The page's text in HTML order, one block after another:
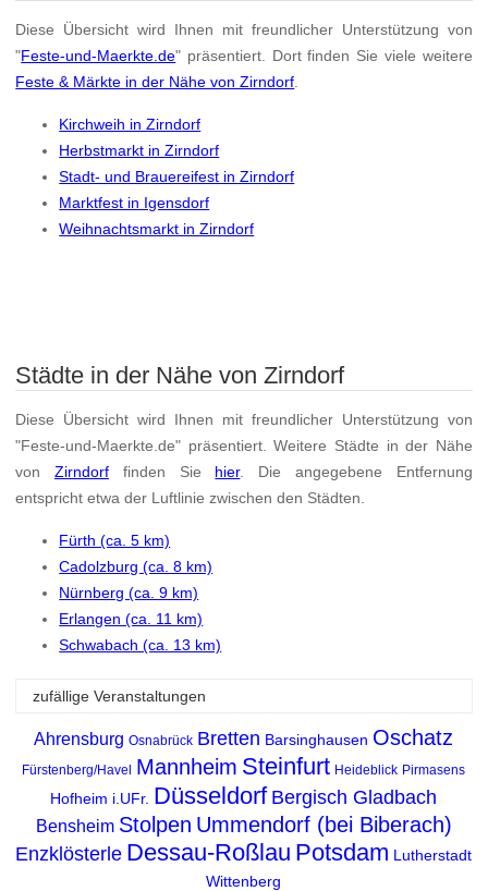
Diese Übersicht wird Ihnen mit freundlicher Unterstützung von
"Feste-und-Maerkte.de" präsentiert. Dort finden Sie viele weitere
Feste & Märkte in der Nähe von Zirndorf.
Kirchweih in Zirndorf
Herbstmarkt in Zirndorf
Stadt- und Brauereifest in Zirndorf
Marktfest in Igensdorf
Weihnachtsmarkt in Zirndorf
Städte in der Nähe von Zirndorf
Diese Übersicht wird Ihnen mit freundlicher Unterstützung von
"Feste-und-Maerkte.de" präsentiert. Weitere Städte in der Nähe
vonZirndorf finden Sie hier. Die angegebene Entfernung
entspricht etwa der Luftlinie zwischen den Städten.
Fürth (ca. 5 km)
Cadolzburg (ca. 8 km)
Nürnberg (ca. 9 km)
Erlangen (ca. 11 km)
Schwabach (ca. 13 km)
zufällige Veranstaltungen
Ahrensburg Osnabrück Bretten Barsinghausen Oschatz
Fürstenberg/Havel Mannheim Steinfurt Heideblick Pirmasens
Hofheim i.UFr. Düsseldorf Bergisch Gladbach
Bensheim Stolpen Ummendorf (bei Biberach)
Enzklösterle Dessau-Roßlau Potsdam Lutherstadt
Wittenberg